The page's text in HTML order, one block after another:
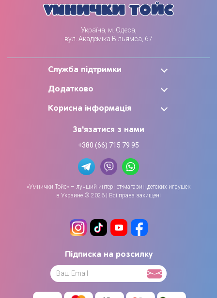
Україна, м. Одеса,
вул. Академіка Вільямса, 67
Служба підтримки
Додатково
Корисна інформація
Зв'язатися з нами
+380 (66) 715 79 95
«Умнички Тойс» – лучший интернет-магазин детских игрушек
в Украине © 2026 | Всі права захищені
Підписка на розсилку